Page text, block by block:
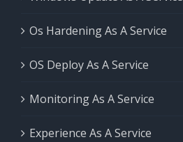
Os Hardening As A Service
OS Deploy As A Service
Monitoring As A Service
Experience As A Service